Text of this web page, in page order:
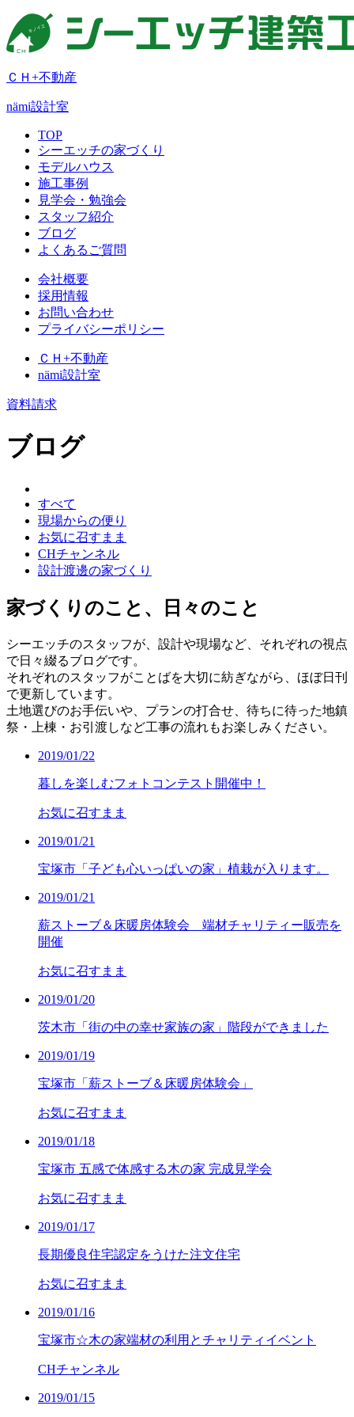
ＣＨ+不動産
nämi設計室
TOP
シーエッチの家づくり
モデルハウス
施工事例
見学会・勉強会
スタッフ紹介
ブログ
よくあるご質問
会社概要
採用情報
お問い合わせ
プライバシーポリシー
ＣＨ+不動産
nämi設計室
資料請求
ブログ
すべて
現場からの便り
お気に召すまま
CHチャンネル
設計渡邊の家づくり
家づくりのこと、日々のこと
シーエッチのスタッフが、設計や現場など、それぞれの視点
で日々綴るブログです。
それぞれのスタッフがことばを大切に紡ぎながら、ほぼ日刊
で更新しています。
土地選びのお手伝いや、プランの打合せ、待ちに待った地鎮
祭・上棟・お引渡しなど工事の流れもお楽しみください。
2019/01/22
暮しを楽しむフォトコンテスト開催中！
お気に召すまま
2019/01/21
宝塚市「子ども心いっぱいの家」植栽が入ります。
2019/01/21
薪ストーブ＆床暖房体験会 端材チャリティー販売を
開催
お気に召すまま
2019/01/20
茨木市「街の中の幸せ家族の家」階段ができました
2019/01/19
宝塚市「薪ストーブ＆床暖房体験会」
お気に召すまま
2019/01/18
宝塚市 五感で体感する木の家 完成見学会
お気に召すまま
2019/01/17
長期優良住宅認定をうけた注文住宅
お気に召すまま
2019/01/16
宝塚市☆木の家端材の利用とチャリティイベント
CHチャンネル
2019/01/15